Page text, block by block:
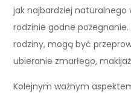
jak najbardziej naturalnego
rodzinie godne
rodziny, mogą być
ubieranie zmarłego,
Kolejnym ważnym